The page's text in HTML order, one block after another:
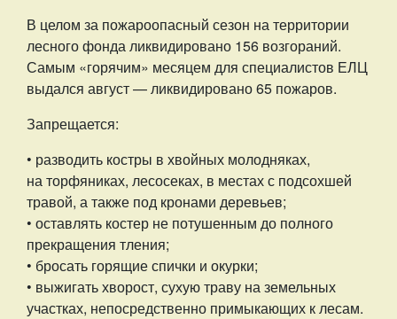
В целом за пожароопасный сезон на территории
лесного фонда ликвидировано 156 возгораний.
Самым «горячим» месяцем для специалистов ЕЛЦ
выдался август — ликвидировано 65 пожаров.
Запрещается:
• разводить костры в хвойных молодняках,
на торфяниках, лесосеках, в местах с подсохшей
травой, а также под кронами деревьев;
• оставлять костер не потушенным до полного
прекращения тления;
• бросать горящие спички и окурки;
• выжигать хворост, сухую траву на земельных
участках, непосредственно примыкающих к лесам.